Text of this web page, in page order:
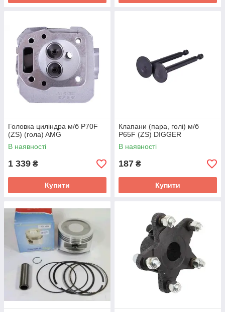
Головка циліндра м/б P70F
(ZS) (гола) AMG
В наявності
1 339 ₴
Купити
Клапани (пара, голі) м/б
P65F (ZS) DIGGER
В наявності
187 ₴
Купити